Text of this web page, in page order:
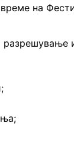
на
разрешување